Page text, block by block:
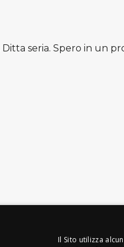
seria. Spero in un
Il Sito utilizza